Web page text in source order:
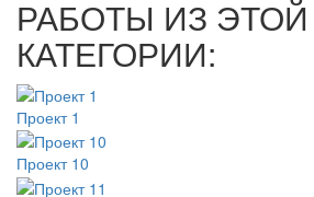
РАБОТЫ ИЗ ЭТОЙ
КАТЕГОРИИ:
Проект 1
Проект 10